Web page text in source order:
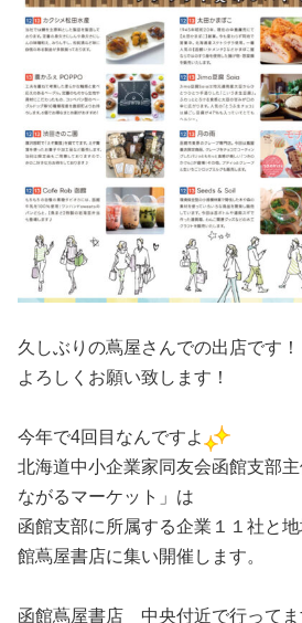
久しぶりの蔦屋さんでの出店です！
よろしくお願い致します！
今年で4回目なんですよ
北海道中小企業家同友会函館支部
ながるマーケット」は
函館支部に所属する企業１１社と
館蔦屋書店に集い開催します。
函館蔦屋書店 中央付近で行ってま